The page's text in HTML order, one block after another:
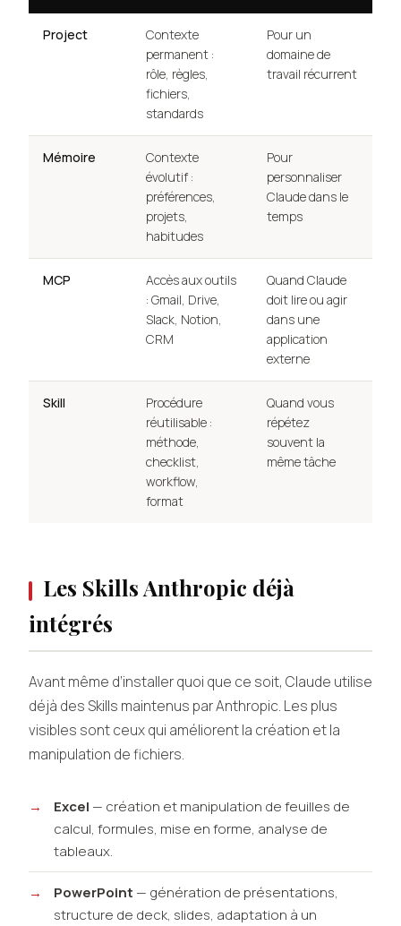
Project
Contexte
permanent :
rôle, règles,
fichiers,
standards
Pour un
domaine de
travail récurrent
Mémoire
Contexte
évolutif :
préférences,
projets,
habitudes
Pour
personnaliser
Claude dans le
temps
MCP
Accès aux outils
: Gmail, Drive,
Slack, Notion,
CRM
Quand Claude
doit lire ou agir
dans une
application
externe
Skill
Procédure
réutilisable :
méthode,
checklist,
workflow,
format
Quand vous
répétez
souvent la
même tâche
Les Skills Anthropic déjà
intégrés
Avant même d’installer quoi que ce soit, Claude utilise
déjà des Skills maintenus par Anthropic. Les plus
visibles sont ceux qui améliorent la création et la
manipulation de fichiers.
Excel — création et manipulation de feuilles de
calcul, formules, mise en forme, analyse de
tableaux.
PowerPoint — génération de présentations,
structure de deck, slides, adaptation à un